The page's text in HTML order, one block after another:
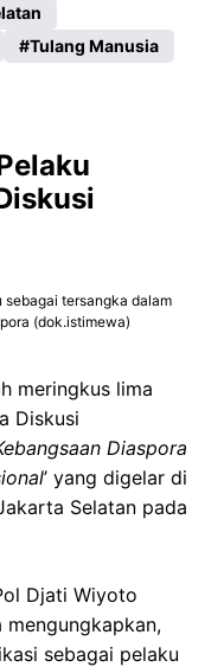
Tulang Manusia
tersangka dalam
(dok.istimewa)
meringkus lima
Diskusi
Diaspora
’ yang digelar di
Selatan pada
Djati Wiyoto
sebagai pelaku